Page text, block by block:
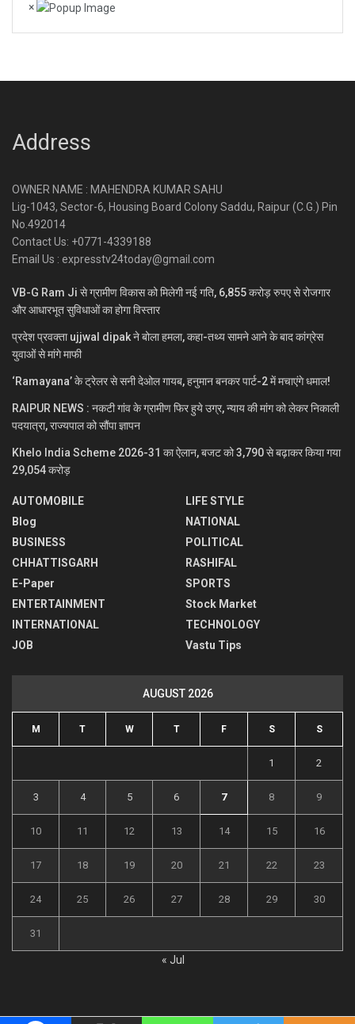
×
Address
OWNER NAME : MAHENDRA KUMAR SAHU
Lig-1043, Sector-6, Housing Board Colony Saddu, Raipur (C.G.) Pin
No.492014
Contact Us: +0771-4339188
Email Us : expresstv24today@gmail.com
VB-G Ram Ji से ग्रामीण विकास को मिलेगी नई गति, 6,855 करोड़ रुपए से रोजगार
और आधारभूत सुविधाओं का होगा विस्तार
प्रदेश प्रवक्ता ujjwal dipak ने बोला हमला, कहा-तथ्य सामने आने के बाद कांग्रेस
युवाओं से मांगे माफी
‘Ramayana’ के ट्रेलर से सनी देओल गायब, हनुमान बनकर पार्ट-2 में मचाएंगे धमाल!
RAIPUR NEWS : नकटी गांव के ग्रामीण फिर हुये उग्र, न्याय की मांग को लेकर निकाली
पदयात्रा, राज्यपाल को सौंपा ज्ञापन
Khelo India Scheme 2026-31 का ऐलान, बजट को 3,790 से बढ़ाकर किया गया
29,054 करोड़
AUTOMOBILE
Blog
BUSINESS
CHHATTISGARH
E-Paper
ENTERTAINMENT
INTERNATIONAL
JOB
LIFE STYLE
NATIONAL
POLITICAL
RASHIFAL
SPORTS
Stock Market
TECHNOLOGY
Vastu Tips
AUGUST 2026
M T W T F S S
1 2
3 4 5 6 7 8 9
10 11 12 13 14 15 16
17 18 19 20 21 22 23
24 25 26 27 28 29 30
31
« Jul